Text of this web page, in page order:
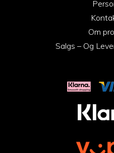
Om
Salgs – Og